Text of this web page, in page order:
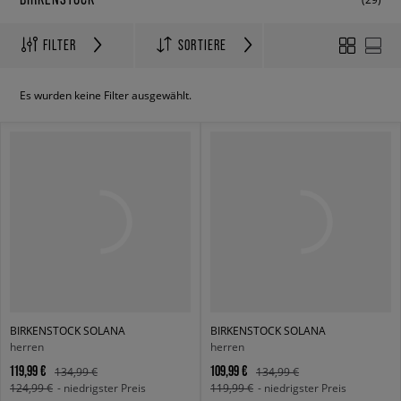
FILTER SORTIERE
Es wurden keine Filter ausgewählt.
BIRKENSTOCK SOLANA
herren
119,99 €
134,99 €
124,99 € - niedrigster Preis
BIRKENSTOCK SOLANA
herren
109,99 €
134,99 €
119,99 € - niedrigster Preis